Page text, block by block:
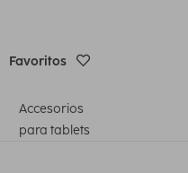
Favoritos
Accesorios
para tablets